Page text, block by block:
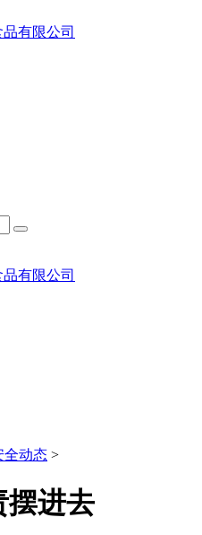
全动态 >
摆进去